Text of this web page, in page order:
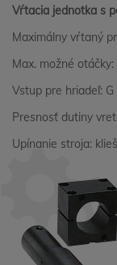
Vŕtacia jednotka s
Maximálny vŕtaný
Max. možné
Vstup pre hriadeľ: G
Presnosť dutiny
Upínanie stroja: